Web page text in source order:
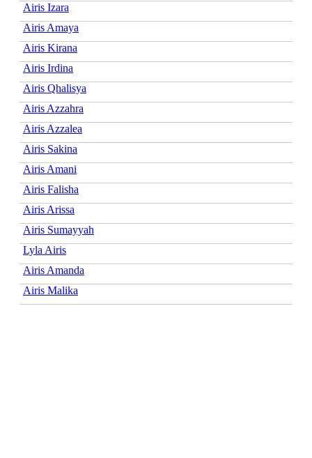
Airis Izara
Airis Amaya
Airis Kirana
Airis Irdina
Airis Qhalisya
Airis Azzahra
Airis Azzalea
Airis Sakina
Airis Amani
Airis Falisha
Airis Arissa
Airis Sumayyah
Lyla Airis
Airis Amanda
Airis Malika